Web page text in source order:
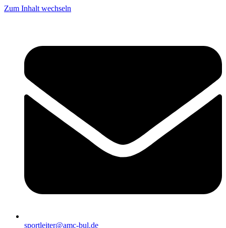
Zum Inhalt wechseln
sportleiter@amc-bul.de